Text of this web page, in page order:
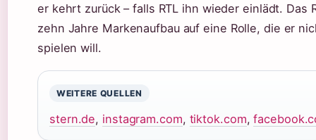
er kehrt zurück – falls RTL ihn wieder einlädt. Das
zehn Jahre Markenaufbau auf eine Rolle, die er
spielen will.
WEITERE QUELLEN
stern.de, instagram.com, tiktok.com,